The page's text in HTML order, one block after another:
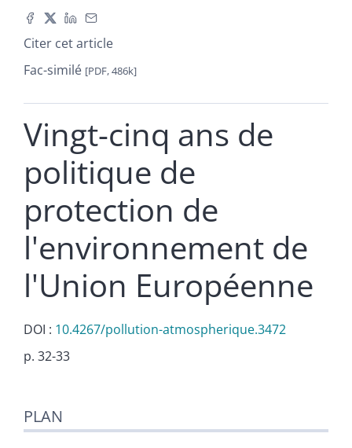
Citer cet article
Fac-similé [PDF, 486k]
Vingt-cinq ans de
politique de
protection de
l'environnement de
l'Union Européenne
DOI : 10.4267/pollution-atmospherique.3472
p. 32-33
Texte
Citer cet article
PLAN